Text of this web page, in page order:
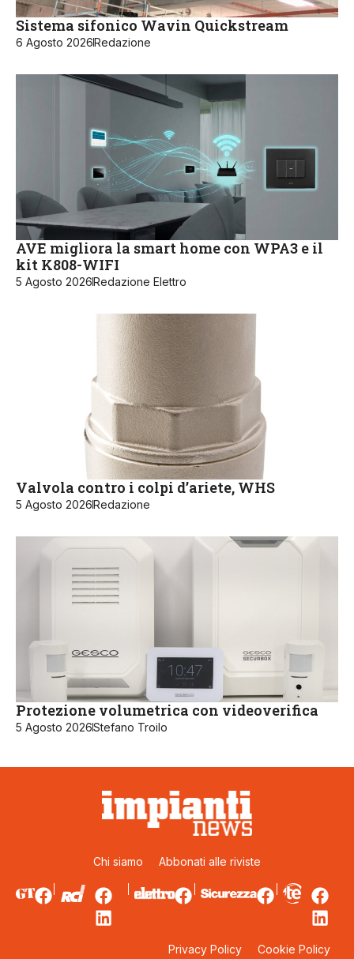
Sistema sifonico Wavin Quickstream
6 Agosto 2026Redazione
AVE migliora la smart home con WPA3 e il
kit K808-WIFI
5 Agosto 2026Redazione Elettro
Valvola contro i colpi d’ariete, WHS
5 Agosto 2026Redazione
Protezione volumetrica con videoverifica
5 Agosto 2026Stefano Troilo
Chi siamo Abbonati alle riviste
Privacy Policy Cookie Policy